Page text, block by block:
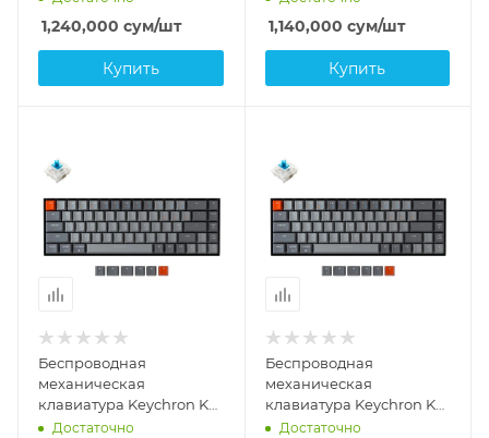
1,240,000 сум/шт
Купить
1,140,000 сум/шт
Купить
Беспроводная
механическая
клавиатура Keychron K6
BlueДостаточно
Беспроводная
механическая
клавиатура Keychron K6
Blue Hot-Swap,
Достаточно